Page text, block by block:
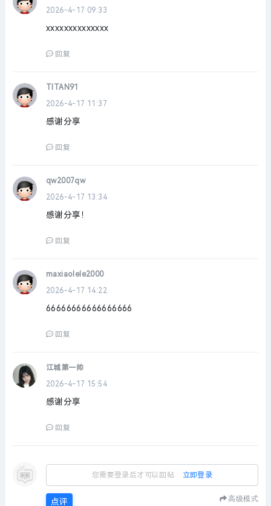
2026-4-17 09:33
xxxxxxxxxxxxxx
回复
TITAN91
2026-4-17 11:37
感谢分享
回复
qw2007qw
2026-4-17 13:34
感谢分享！
回复
maxiaolele2000
2026-4-17 14:22
66666666666666666
回复
江城第一帅
2026-4-17 15:54
感谢分享
回复
您需要登录后才可以回帖 立即登录
点评 高级模式